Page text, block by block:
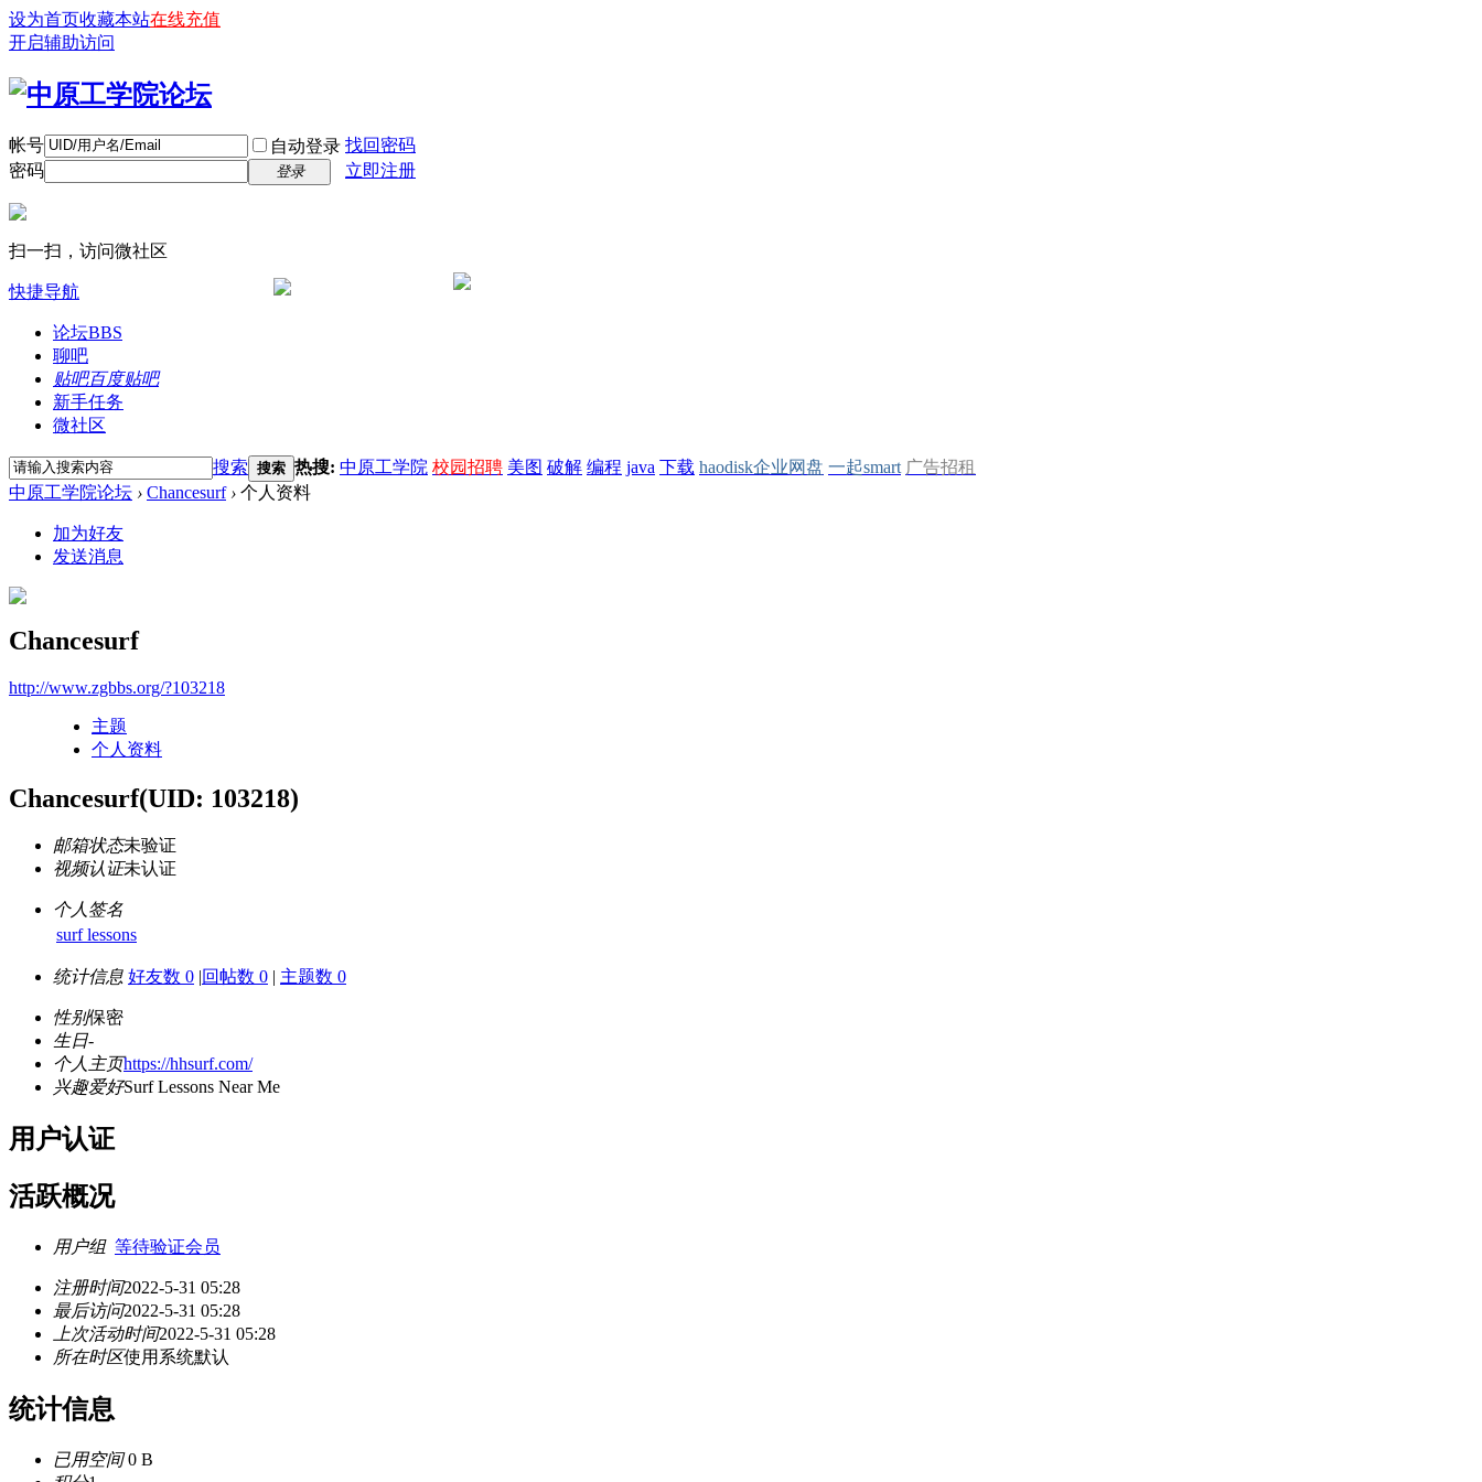
设为首页收藏本站在线充值
开启辅助访问
帐号 自动登录 找回密码
密码
登录 立即注册
扫一扫，访问微社区
快捷导航
论坛BBS
聊吧
贴吧百度贴吧
新手任务
微社区
搜索 搜索 热搜: 中原工学院 校园招聘 美图 破解 编程 java 下载 haodisk企业网盘 一起smart 广告招租
中原工学院论坛 › Chancesurf › 个人资料
加为好友
发送消息
Chancesurf
http://www.zgbbs.org/?103218
主题
个人资料
Chancesurf(UID: 103218)
邮箱状态未验证
视频认证未认证
个人签名
surf lessons
统计信息 好友数 0 |回帖数 0 | 主题数 0
性别保密
生日-
个人主页https://hhsurf.com/
兴趣爱好Surf Lessons Near Me
用户认证
活跃概况
用户组 等待验证会员
注册时间2022-5-31 05:28
最后访问2022-5-31 05:28
上次活动时间2022-5-31 05:28
所在时区使用系统默认
统计信息
已用空间0 B